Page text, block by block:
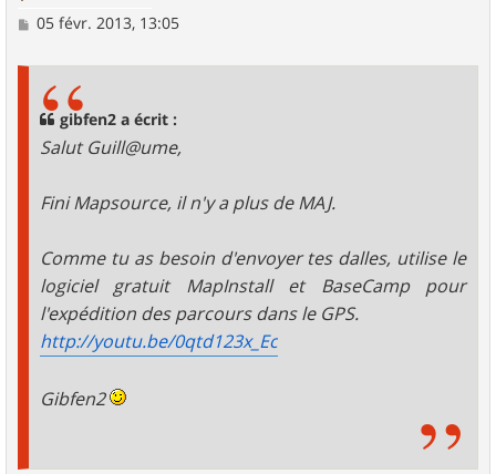
M
05 févr. 2013, 13:05
gibfen2 a écrit :
Salut Guill@ume,
Fini Mapsource, il n'y a plus de MAJ.
Comme tu as besoin d'envoyer tes dalles, utilise le
logiciel gratuit MapInstall et BaseCamp pour
l'expédition des parcours dans le GPS.
http://youtu.be/0qtd123x_Ec
Gibfen2